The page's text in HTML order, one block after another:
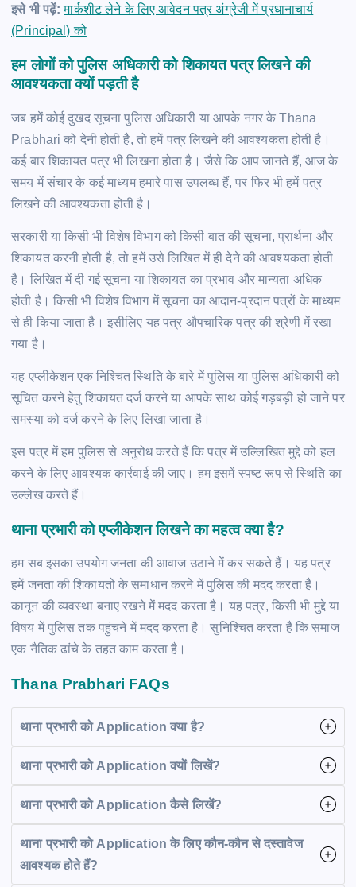
इसे भी पढ़ें: मार्कशीट लेने के लिए आवेदन पत्र अंग्रेजी में प्रधानाचार्य
(Principal) को
हम लोगों को पुलिस अधिकारी को शिकायत पत्र लिखने की
आवश्यकता क्यों पड़ती है
जब हमें कोई दुखद सूचना पुलिस अधिकारी या आपके नगर के Thana
Prabhari को देनी होती है, तो हमें पत्र लिखने की आवश्यकता होती है।
कई बार शिकायत पत्र भी लिखना होता है। जैसे कि आप जानते हैं, आज के
समय में संचार के कई माध्यम हमारे पास उपलब्ध हैं, पर फिर भी हमें पत्र
लिखने की आवश्यकता होती है।
सरकारी या किसी भी विशेष विभाग को किसी बात की सूचना, प्रार्थना और
शिकायत करनी होती है, तो हमें उसे लिखित में ही देने की आवश्यकता होती
है। लिखित में दी गई सूचना या शिकायत का प्रभाव और मान्यता अधिक
होती है। किसी भी विशेष विभाग में सूचना का आदान-प्रदान पत्रों के माध्यम
से ही किया जाता है। इसीलिए यह पत्र औपचारिक पत्र की श्रेणी में रखा
गया है।
यह एप्लीकेशन एक निश्चित स्थिति के बारे में पुलिस या पुलिस अधिकारी को
सूचित करने हेतु शिकायत दर्ज करने या आपके साथ कोई गड़बड़ी हो जाने पर
समस्या को दर्ज करने के लिए लिखा जाता है।
इस पत्र में हम पुलिस से अनुरोध करते हैं कि पत्र में उल्लिखित मुद्दे को हल
करने के लिए आवश्यक कार्रवाई की जाए। हम इसमें स्पष्ट रूप से स्थिति का
उल्लेख करते हैं।
थाना प्रभारी को एप्लीकेशन लिखने का महत्व क्या है?
हम सब इसका उपयोग जनता की आवाज उठाने में कर सकते हैं। यह पत्र
हमें जनता की शिकायतों के समाधान करने में पुलिस की मदद करता है।
कानून की व्यवस्था बनाए रखने में मदद करता है। यह पत्र, किसी भी मुद्दे या
विषय में पुलिस तक पहुंचने में मदद करता है। सुनिश्चित करता है कि समाज
एक नैतिक ढांचे के तहत काम करता है।
Thana Prabhari FAQs
थाना प्रभारी को Application क्या है?
थाना प्रभारी को Application क्यों लिखें?
थाना प्रभारी को Application कैसे लिखें?
थाना प्रभारी को Application के लिए कौन-कौन से दस्तावेज
आवश्यक होते हैं?